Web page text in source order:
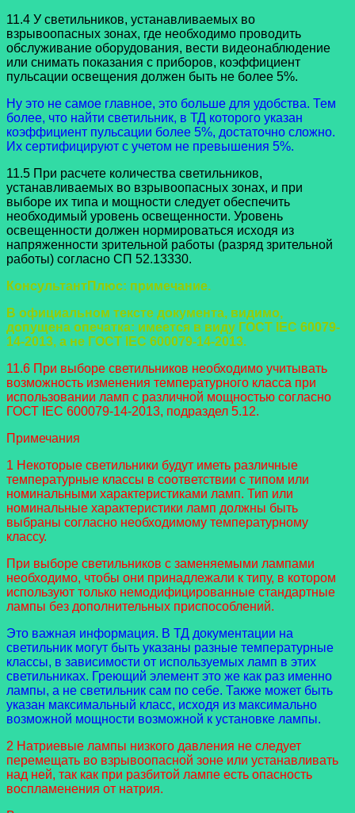
11.4 У светильников, устанавливаемых во
взрывоопасных зонах, где необходимо проводить
обслуживание оборудования, вести видеонаблюдение
или снимать показания с приборов, коэффициент
пульсации освещения должен быть не более 5%.
Ну это не самое главное, это больше для удобства. Тем
более, что найти светильник, в ТД которого указан
коэффициент пульсации более 5%, достаточно сложно.
Их сертифицируют с учетом не превышения 5%.
11.5 При расчете количества светильников,
устанавливаемых во взрывоопасных зонах, и при
выборе их типа и мощности следует обеспечить
необходимый уровень освещенности. Уровень
освещенности должен нормироваться исходя из
напряженности зрительной работы (разряд зрительной
работы) согласно СП 52.13330.
КонсультантПлюс: примечание.
В официальном тексте документа, видимо,
допущена опечатка: имеется в виду ГОСТ IEC 60079-
14-2013, а не ГОСТ IEC 600079-14-2013.
11.6 При выборе светильников необходимо учитывать
возможность изменения температурного класса при
использовании ламп с различной мощностью согласно
ГОСТ IEC 600079-14-2013, подраздел 5.12.
Примечания
1 Некоторые светильники будут иметь различные
температурные классы в соответствии с типом или
номинальными характеристиками ламп. Тип или
номинальные характеристики ламп должны быть
выбраны согласно необходимому температурному
классу.
При выборе светильников с заменяемыми лампами
необходимо, чтобы они принадлежали к типу, в котором
используют только немодифицированные стандартные
лампы без дополнительных приспособлений.
Это важная информация. В ТД документации на
светильник могут быть указаны разные температурные
классы, в зависимости от используемых ламп в этих
светильниках. Греющий элемент это же как раз именно
лампы, а не светильник сам по себе. Также может быть
указан максимальный класс, исходя из максимально
возможной мощности возможной к установке лампы.
2 Натриевые лампы низкого давления не следует
перемещать во взрывоопасной зоне или устанавливать
над ней, так как при разбитой лампе есть опасность
воспламенения от натрия.